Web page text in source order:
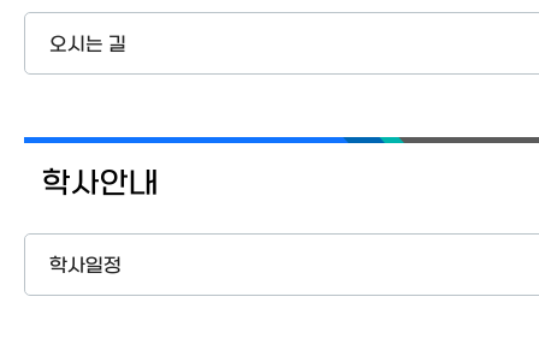
오시는 길
학사안내
학사일정